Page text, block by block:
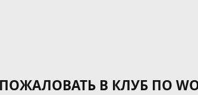
В КЛУБ ПО